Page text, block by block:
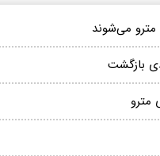
مترو می‌شوند
بازگشت
مترو